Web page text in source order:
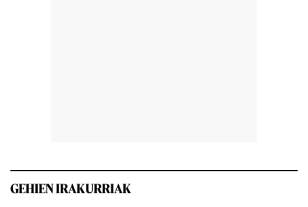
GEHIEN IRAKURRIAK